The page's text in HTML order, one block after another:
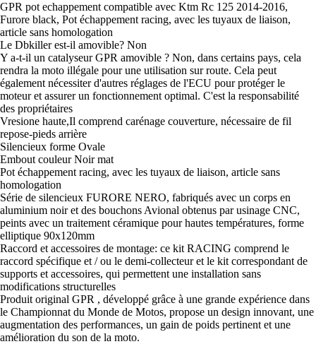
GPR pot echappement compatible avec Ktm Rc 125 2014-2016,
Furore black, Pot échappement racing, avec les tuyaux de liaison,
article sans homologation
Le Dbkiller est-il amovible? Non
Y a-t-il un catalyseur GPR amovible ? Non, dans certains pays, cela
rendra la moto illégale pour une utilisation sur route. Cela peut
également nécessiter d'autres réglages de l'ECU pour protéger le
moteur et assurer un fonctionnement optimal. C'est la responsabilité
des propriétaires
Vresione haute,Il comprend carénage couverture, nécessaire de fil
repose-pieds arrière
Silencieux forme Ovale
Embout couleur Noir mat
Pot échappement racing, avec les tuyaux de liaison, article sans
homologation
Série de silencieux FURORE NERO, fabriqués avec un corps en
aluminium noir et des bouchons Avional obtenus par usinage CNC,
peints avec un traitement céramique pour hautes températures, forme
elliptique 90x120mm
Raccord et accessoires de montage: ce kit RACING comprend le
raccord spécifique et / ou le demi-collecteur et le kit correspondant de
supports et accessoires, qui permettent une installation sans
modifications structurelles
Produit original GPR , développé grâce à une grande expérience dans
le Championnat du Monde de Motos, propose un design innovant, une
augmentation des performances, un gain de poids pertinent et une
amélioration du son de la moto.